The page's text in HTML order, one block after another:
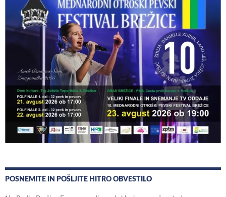
POSNEMITE IN POŠLJITE HITRO OBVESTILO